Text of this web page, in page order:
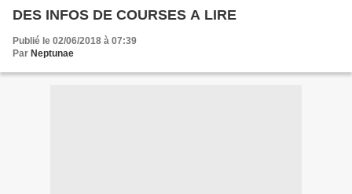
DES INFOS DE COURSES A LIRE
Publié le 02/06/2018 à 07:39
Par Neptunae